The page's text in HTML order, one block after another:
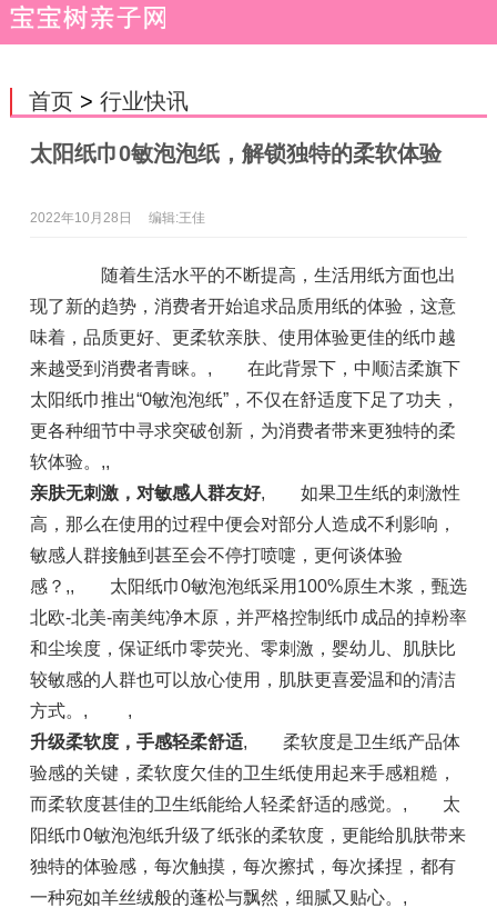
首页> 行业快讯
太阳纸巾0敏泡泡纸，解锁独特的柔软体验
2022年10月28日 编辑:王佳
随着生活水平的不断提高，生活用纸方面也出
现了新的趋势，消费者开始追求品质用纸的体验，这意
味着，品质更好、更柔软亲肤、使用体验更佳的纸巾越
来越受到消费者青睐。, 在此背景下，中顺洁柔旗下
太阳纸巾推出“0敏泡泡纸”，不仅在舒适度下足了功夫，
更各种细节中寻求突破创新，为消费者带来更独特的柔
软体验。,,
亲肤无刺激，对敏感人群友好, 如果卫生纸的刺激性
高，那么在使用的过程中便会对部分人造成不利影响，
敏感人群接触到甚至会不停打喷嚏，更何谈体验
感？,, 太阳纸巾0敏泡泡纸采用100%原生木浆，甄选
北欧-北美-南美纯净木原，并严格控制纸巾成品的掉粉率
和尘埃度，保证纸巾零荧光、零刺激，婴幼儿、肌肤比
较敏感的人群也可以放心使用，肌肤更喜爱温和的清洁
方式。, ,
升级柔软度，手感轻柔舒适, 柔软度是卫生纸产品体
验感的关键，柔软度欠佳的卫生纸使用起来手感粗糙，
而柔软度甚佳的卫生纸能给人轻柔舒适的感觉。, 太
阳纸巾0敏泡泡纸升级了纸张的柔软度，更能给肌肤带来
独特的体验感，每次触摸，每次擦拭，每次揉捏，都有
一种宛如羊丝绒般的蓬松与飘然，细腻又贴心。,